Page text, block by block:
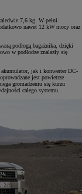
7,6 kg. W pełni
nawet 12 kW mocy oraz
podłogą bagażnika, dzięki
w podłodze znalazły się
jak i konwerter DC-
jest powietrze
gromadzeniu się kurzu
całego systemu.